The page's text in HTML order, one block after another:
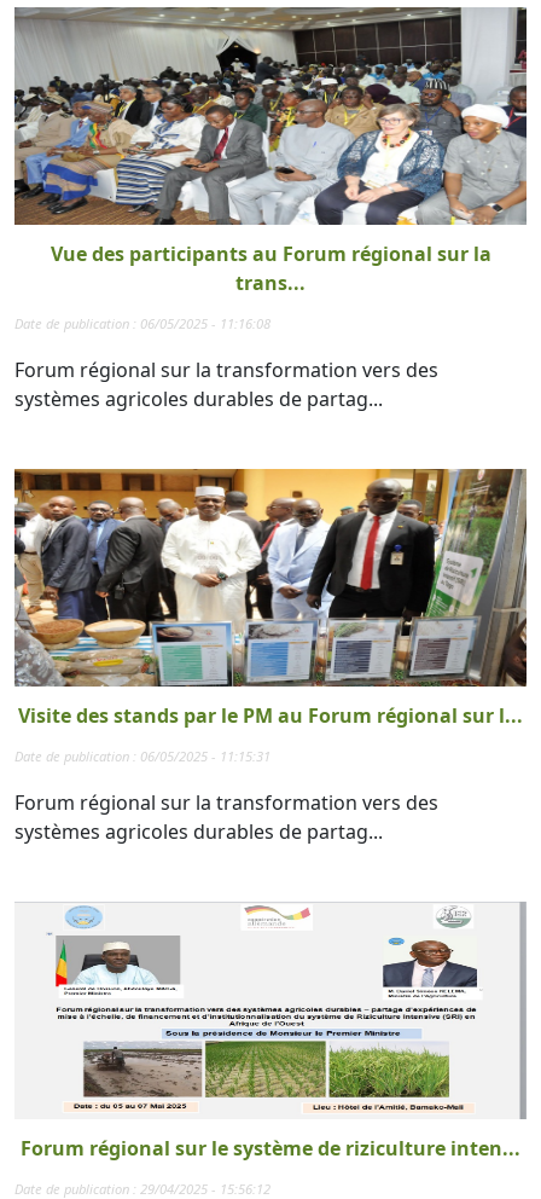
Vue des participants au Forum régional sur la
trans...
Date de publication : 06/05/2025 - 11:16:08
Forum régional sur la transformation vers des
systèmes agricoles durables de partag...
Visite des stands par le PM au Forum régional sur l...
Date de publication : 06/05/2025 - 11:15:31
Forum régional sur la transformation vers des
systèmes agricoles durables de partag...
Forum régional sur le système de riziculture inten...
Date de publication : 29/04/2025 - 15:56:12